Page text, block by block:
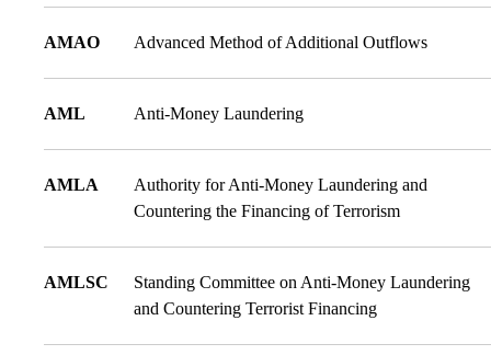
AMAO Advanced Method of Additional Outflows
AML Anti-Money Laundering
AMLA
Authority for Anti-Money Laundering and
Countering the Financing of Terrorism
AMLSC
Standing Committee on Anti-Money Laundering
and Countering Terrorist Financing